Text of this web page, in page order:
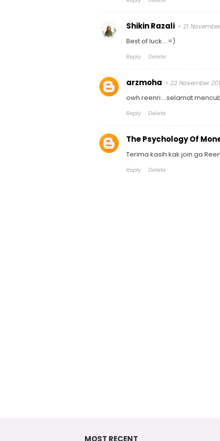
Shikin Razali 21
Best of luck... =)
Reply Delete
arzmoha 22 November
owh reenri....selamat
Reply Delete
The Psychology Of
Terima kasih kak join ga
Reply Delete